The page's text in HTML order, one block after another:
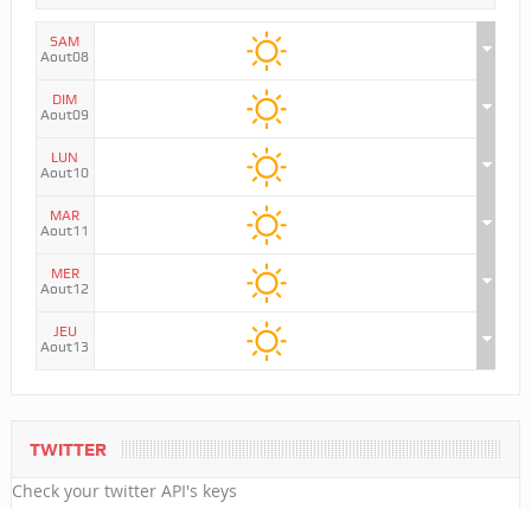
SAM
Aout08
DIM
Aout09
LUN
Aout10
MAR
Aout11
MER
Aout12
JEU
Aout13
TWITTER
Check your twitter API's keys